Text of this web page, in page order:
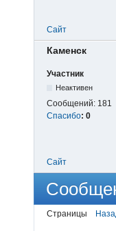
Сайт
Каменск
Участник
Неактивен
Сообщений: 181
Спасибо: 0
Сайт
Страницы